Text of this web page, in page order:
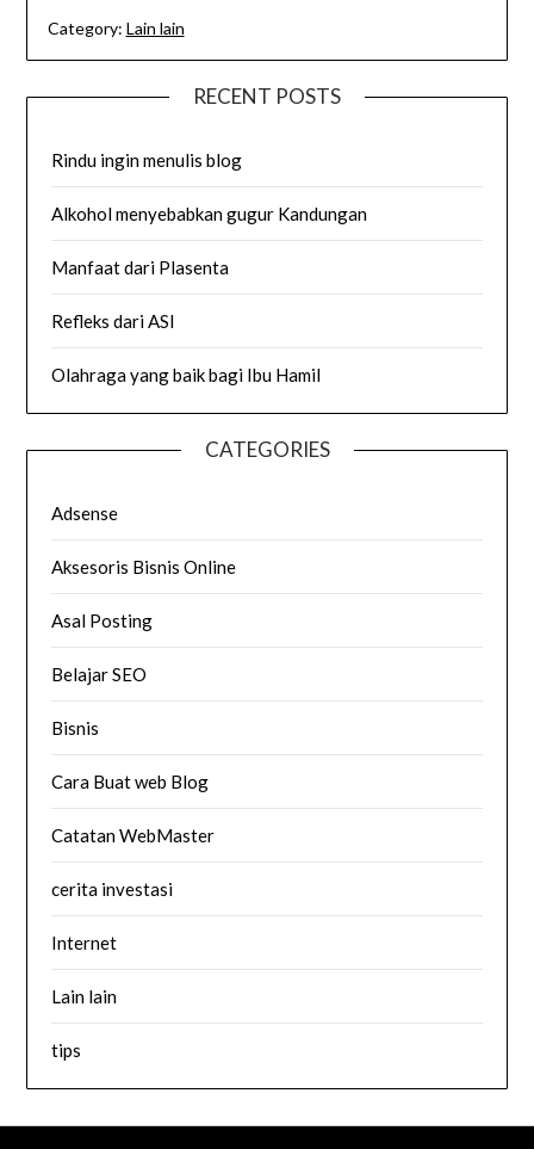
Category: Lain lain
RECENT POSTS
Rindu ingin menulis blog
Alkohol menyebabkan gugur Kandungan
Manfaat dari Plasenta
Refleks dari ASI
Olahraga yang baik bagi Ibu Hamil
CATEGORIES
Adsense
Aksesoris Bisnis Online
Asal Posting
Belajar SEO
Bisnis
Cara Buat web Blog
Catatan WebMaster
cerita investasi
Internet
Lain lain
tips